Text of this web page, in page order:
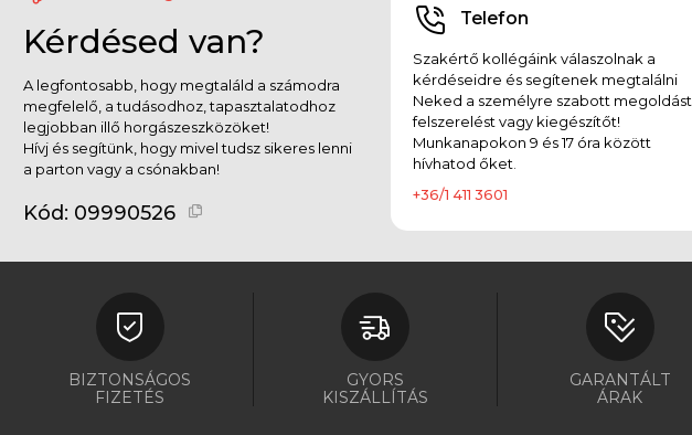
Kérdésed van?
A legfontosabb, hogy megtaláld a számodra
megfelelő, a tudásodhoz, tapasztalatodhoz
legjobban illő horgászeszközöket!
Hívj és segítünk, hogy mivel tudsz sikeres lenni
a parton vagy a csónakban!
Kód: 09990526
Telefon
Szakértő kollégáink válaszolnak a
kérdéseidre és segítenek megtalálni
Neked a személyre szabott megoldást,
felszerelést vagy kiegészítőt!
Munkanapokon 9 és 17 óra között
hívhatod őket.
+36/1 411 3601
BIZTONSÁGOS
FIZETÉS
GYORS
KISZÁLLÍTÁS
GARANTÁLT
ÁRAK